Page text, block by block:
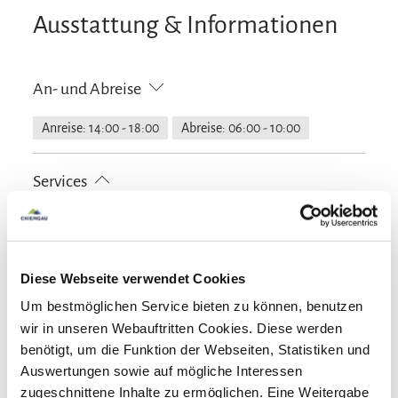
Diese Webseite verwendet Cookies
Um bestmöglichen Service bieten zu können, benutzen
wir in unseren Webauftritten Cookies. Diese werden
benötigt, um die Funktion der Webseiten, Statistiken und
Auswertungen sowie auf mögliche Interessen
zugeschnittene Inhalte zu ermöglichen. Eine Weitergabe
Ausstattung & Informationen
An- und Abreise
Anreise: 14:00 - 18:00 Abreise: 06:00 - 10:00
Services
kostenloser Parkplatz
Parkplatz am Haus
Zahlungsoptionen vor Ort
Ausschließlich Barzahlung
Fahrradtouren Langlaufen
Radfahren
Skifahren
Ausstattung
Skiaufbewahrung